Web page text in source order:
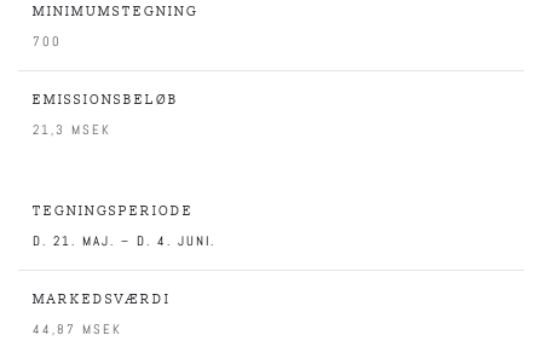
MINIMUMSTEGNING
700
EMISSIONSBELØB
21,3 MSEK
TEGNINGSPERIODE
D. 21. MAJ. – D. 4. JUNI.
MARKEDSVÆRDI
44,87 MSEK